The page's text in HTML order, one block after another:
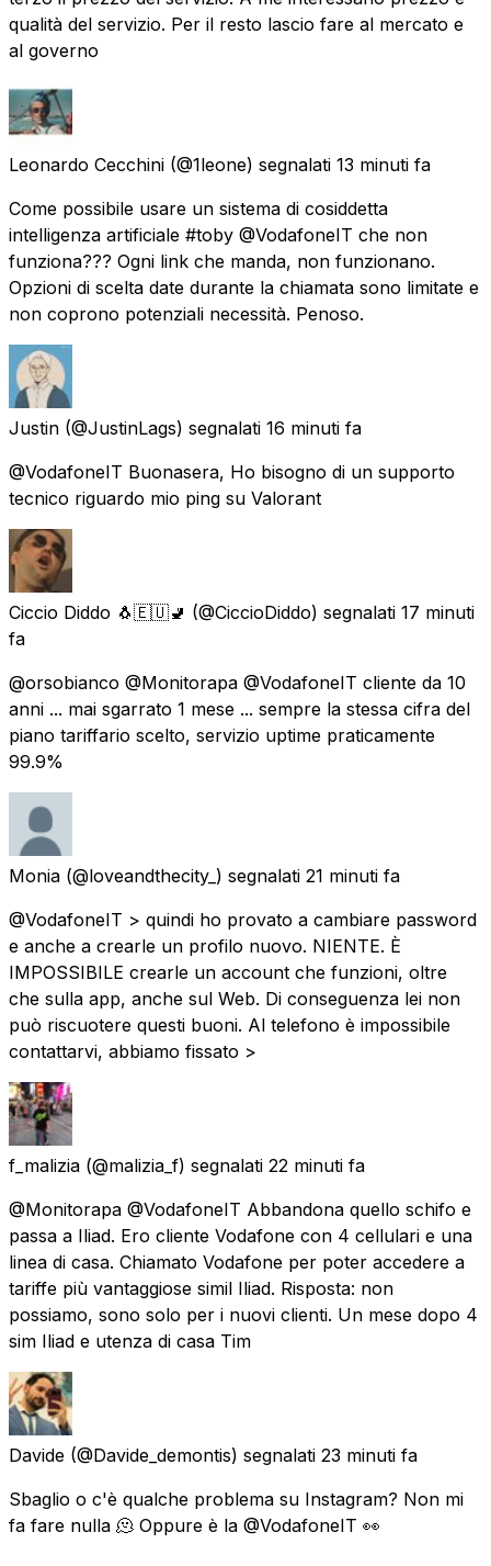
qualità del servizio. Per il resto lascio fare al mercato e
al governo
Leonardo Cecchini (@1leone) segnalati 13 minuti fa
Come possibile usare un sistema di cosiddetta
intelligenza artificiale #toby @VodafoneIT che non
funziona??? Ogni link che manda, non funzionano.
Opzioni di scelta date durante la chiamata sono limitate e
non coprono potenziali necessità. Penoso.
Justin (@JustinLags) segnalati 16 minuti fa
@VodafoneIT Buonasera, Ho bisogno di un supporto
tecnico riguardo mio ping su Valorant
Ciccio Diddo 🐧🇪🇺🚽 (@CiccioDiddo) segnalati 17 minuti
fa
@orsobianco @Monitorapa @VodafoneIT cliente da 10
anni ... mai sgarrato 1 mese ... sempre la stessa cifra del
piano tariffario scelto, servizio uptime praticamente
99.9%
Monia (@loveandthecity_) segnalati 21 minuti fa
@VodafoneIT > quindi ho provato a cambiare password
e anche a crearle un profilo nuovo. NIENTE. È
IMPOSSIBILE crearle un account che funzioni, oltre
che sulla app, anche sul Web. Di conseguenza lei non
può riscuotere questi buoni. Al telefono è impossibile
contattarvi, abbiamo fissato >
f_malizia (@malizia_f) segnalati 22 minuti fa
@Monitorapa @VodafoneIT Abbandona quello schifo e
passa a Iliad. Ero cliente Vodafone con 4 cellulari e una
linea di casa. Chiamato Vodafone per poter accedere a
tariffe più vantaggiose simil Iliad. Risposta: non
possiamo, sono solo per i nuovi clienti. Un mese dopo 4
sim Iliad e utenza di casa Tim
Davide (@Davide_demontis) segnalati 23 minuti fa
Sbaglio o c'è qualche problema su Instagram? Non mi
fa fare nulla 🫠 Oppure è la @VodafoneIT 👀